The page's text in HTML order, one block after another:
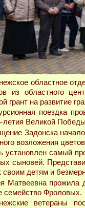
областное
из областного
грант на развитие
поездка
летия Великой
Задонска
возложения
установлен самый
сыновей.
своим детям и
Матвеевна прожила
семейство Фроловых.
ветераны